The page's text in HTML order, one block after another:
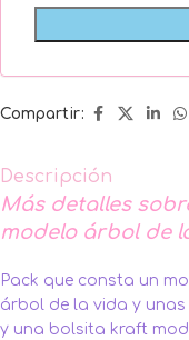
Compartir:
Descripción
Más detalles
modelo árbol de
Pack que consta un
árbol de la vida y unas
y una bolsita kraft